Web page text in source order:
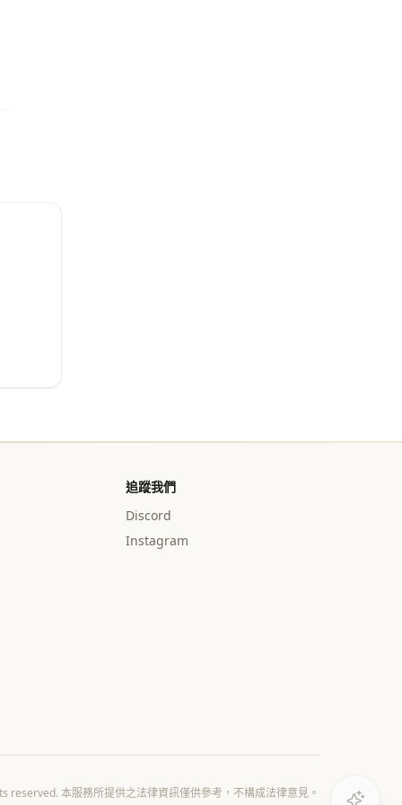
追蹤我們
Discord
Instagram
reserved. 本服務所提供之法律資訊僅供參考，不構成法律意見。